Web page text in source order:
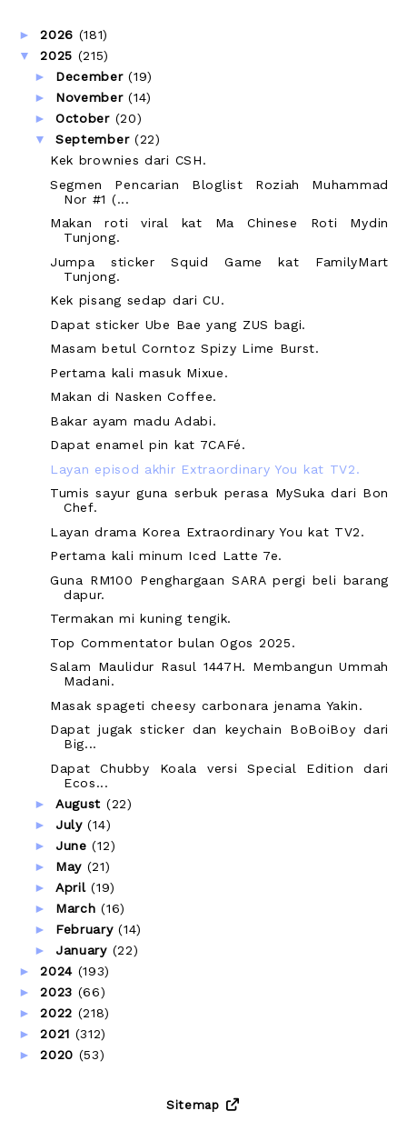
►2026 (181)
▼2025 (215)
► December(19)
► November(14)
► October (20)
▼ September (22)
Kek brownies dari CSH.
Segmen Pencarian Bloglist Roziah Muhammad
Nor #1 (...
Makan roti viral kat Ma Chinese Roti Mydin
Tunjong.
Jumpa sticker Squid Game kat FamilyMart
Tunjong.
Kek pisang sedap dari CU.
Dapat sticker Ube Bae yang ZUS bagi.
Masam betul Corntoz Spizy Lime Burst.
Pertama kali masuk Mixue.
Makan di Nasken Coffee.
Bakar ayam madu Adabi.
Dapat enamel pin kat 7CAFé.
Layan episod akhir Extraordinary You kat TV2.
Tumis sayur guna serbuk perasa MySuka dari Bon
Chef.
Layan drama Korea Extraordinary You kat TV2.
Pertama kali minum Iced Latte 7e.
Guna RM100 Penghargaan SARA pergi beli barang
dapur.
Termakan mi kuning tengik.
Top Commentator bulan Ogos 2025.
Salam Maulidur Rasul 1447H. Membangun Ummah
Madani.
Masak spageti cheesy carbonara jenama Yakin.
Dapat jugak sticker dan keychain BoBoiBoy dari
Big...
Dapat Chubby Koala versi Special Edition dari
Ecos...
► August (22)
► July(14)
► June(12)
► May (21)
► April(19)
► March(16)
► February(14)
► January (22)
►2024 (193)
►2023 (66)
►2022 (218)
►2021 (312)
►2020 (53)
Sitemap